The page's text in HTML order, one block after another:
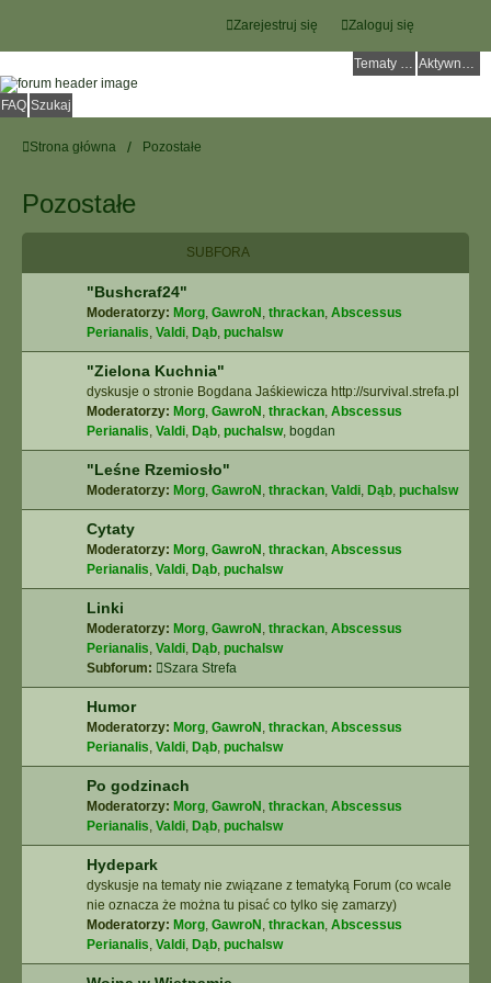
Zaloguj się
Zarejestruj się
Tematy bez odpowiedzi Aktywne tematy
FAQ Szukaj
Strona główna Pozostałe
Pozostałe
SUBFORA
"Bushcraf24"
Moderatorzy: Morg, GawroN , thrackan, Abscessus
Perianalis, Valdi, Dąb, puchalsw
"Zielona Kuchnia"
dyskusje o stronie Bogdana Jaśkiewicza http://survival.strefa.pl
Moderatorzy: Morg, GawroN , thrackan, Abscessus
Perianalis, Valdi, Dąb, puchalsw, bogdan
"Leśne Rzemiosło"
Moderatorzy: Morg, GawroN , thrackan, Valdi, Dąb, puchalsw
Cytaty
Moderatorzy: Morg, GawroN , thrackan, Abscessus
Perianalis, Valdi, Dąb, puchalsw
Linki
Moderatorzy: Morg, GawroN , thrackan, Abscessus
Perianalis, Valdi, Dąb, puchalsw
Subforum:
Szara Strefa
Humor
Moderatorzy: Morg, GawroN , thrackan, Abscessus
Perianalis, Valdi, Dąb, puchalsw
Po godzinach
Moderatorzy: Morg, GawroN , thrackan, Abscessus
Perianalis, Valdi, Dąb, puchalsw
Hydepark
dyskusje na tematy nie związane z tematyką Forum (co wcale
nie oznacza że można tu pisać co tylko się zamarzy)
Moderatorzy: Morg, GawroN , thrackan, Abscessus
Perianalis, Valdi, Dąb, puchalsw